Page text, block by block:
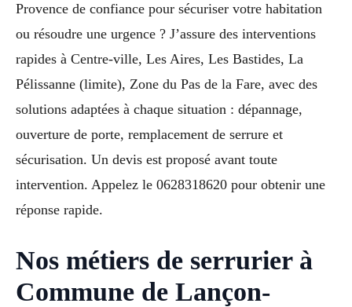
Provence de confiance pour sécuriser votre habitation
ou résoudre une urgence ? J’assure des interventions
rapides à Centre-ville, Les Aires, Les Bastides, La
Pélissanne (limite), Zone du Pas de la Fare, avec des
solutions adaptées à chaque situation : dépannage,
ouverture de porte, remplacement de serrure et
sécurisation. Un devis est proposé avant toute
intervention. Appelez le 0628318620 pour obtenir une
réponse rapide.
Nos métiers de serrurier à
Commune de Lançon-